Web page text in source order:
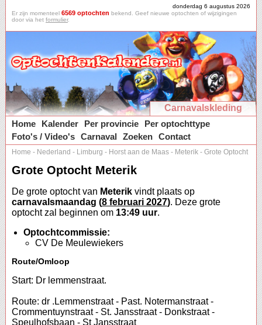
donderdag 6 augustus 2026
Er zijn momenteel 6569 optochten bekend. Geef nieuwe optochten of wijzigingen
door via het formulier.
Carnavalskleding
Home
Kalender Per provincie
Per optochttype
Foto's / Video's Carnaval Zoeken Contact
Home - Nederland - Limburg - Horst aan de Maas - Meterik - Grote Optocht
Grote Optocht Meterik
De grote optocht van Meterik vindt plaats op
carnavalsmaandag (8 februari 2027). Deze grote
optocht zal beginnen om 13:49 uur.
Optochtcommissie:
CV De Meulewiekers
Route/Omloop
Start: Dr lemmenstraat.
Route: dr .Lemmenstraat - Past. Notermanstraat -
Crommentuynstraat - St. Jansstraat - Donkstraat -
Speulhofsbaan - St Jansstraat